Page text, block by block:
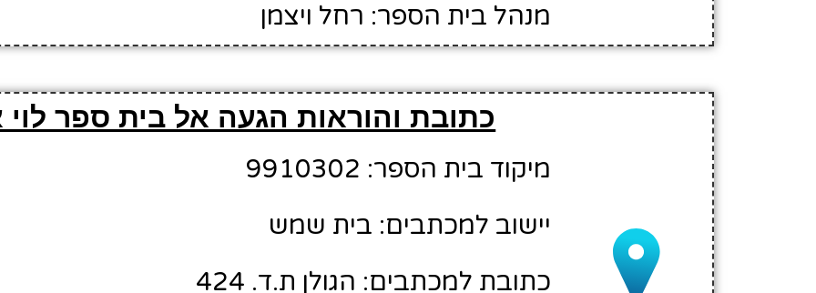
מנהל בית הספר: רחל ויצמן
כתובת והוראות הגעה אל בית ספר לוי
מיקוד בית הספר: 9910302
יישוב למכתבים: בית שמש
כתובת למכתבים: הגולן ת.ד. 424